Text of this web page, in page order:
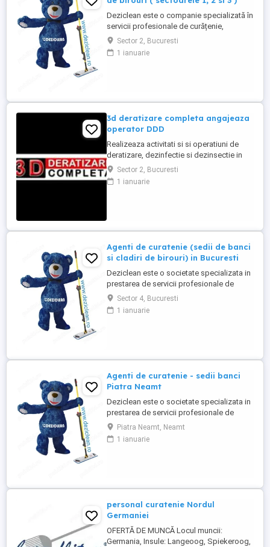
Deziclean este o companie specializată în
servicii profesionale de curățenie,
prezentă în aproape toate marile orașe din
România. Ne mărim echipa și căutăm
agenți de curățenie pentru sedii de bănci
Sector 2, Bucuresti
1 ianuarie
3d deratizare completa angajeaza
operator DDD
Realizeaza activitati si si operatiuni de
deratizare, dezinfectie si dezinsectie in
spatiile alocate pentru desfasurarea
activitatii in Bucuresti si imprejurimi
Program: 08:00-16:00 L-V, iar Sambata (1-2
...
Sector 2, Bucuresti
1 ianuarie
Agenti de curatenie (sedii de banci
si cladiri de birouri) in Bucuresti
Deziclean este o societate specializata in
prestarea de servicii profesionale de
curatenie. Compania noastra asigura
servicii de curatenie in aproape toate
orasele mari din Romania. Suntem in
Sector 4, Bucuresti
1 ianuarie
Agenti de curatenie - sedii banci
Piatra Neamt
Deziclean este o societate specializata in
prestarea de servicii profesionale de
curatenie. Compania noastra asigura
servicii de curatenie in aproape toate
orasele mari din Romania. Suntem in
Piatra Neamt, Neamt
1 ianuarie
personal curatenie Nordul
Germaniei
OFERTĂ DE MUNCĂ Locul muncii:
Germania, Insule: Langeoog, Spiekeroog,